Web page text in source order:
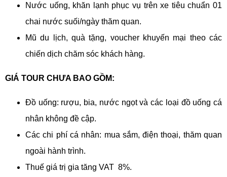
Nước uống, khăn lạnh phục vụ trên xe tiêu chuẩn 01
chai nước suối/ngày thăm quan.
Mũ du lịch, quà tặng, voucher khuyến mại theo các
chiến dịch chăm sóc khách hàng.
GIÁ TOUR CHƯA BAO GỒM:
Đồ uống: rượu, bia, nước ngọt và các loại đồ uống cá
nhân không đề cập.
Các chi phí cá nhân: mua sắm, điện thoại, thăm quan
ngoài hành trình.
Thuế giá trị gia tăng VAT 8%.